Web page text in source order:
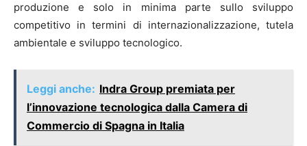
produzione e solo in minima parte sullo sviluppo
competitivo in termini di internazionalizzazione, tutela
ambientale e sviluppo tecnologico.
Leggi anche: Indra Group premiata per
l’innovazione tecnologica dalla Camera di
Commercio di Spagna in Italia